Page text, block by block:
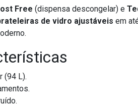
Free (dispensa descongelar) e
de vidro ajustáveis em
(94 L).